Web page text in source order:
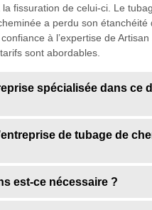
fissuration de celui-ci. Le
a perdu son étanchéité
à l’expertise de
sont abordables.
spécialisée dans ce
de tubage de
est-ce nécessaire ?